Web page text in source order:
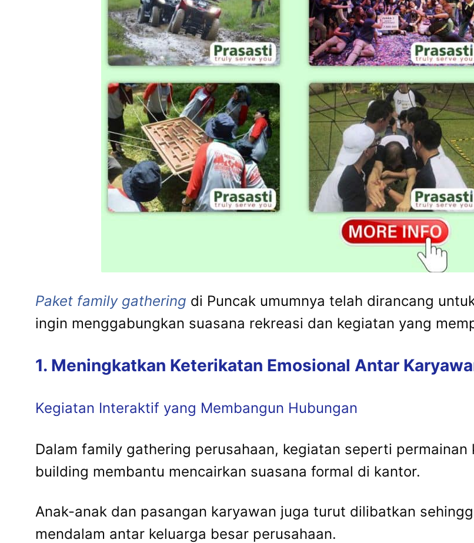
Paket family gathering di Puncak umumnya telah dirancang
ingin menggabungkan suasana rekreasi dan kegiatan yang
1. Meningkatkan Keterikatan Emosional Antar
Kegiatan Interaktif yang Membangun Hubungan
Dalam family gathering perusahaan, kegiatan seperti
building membantu mencairkan suasana formal di kantor.
Anak-anak dan pasangan karyawan juga turut dilibatkan
mendalam antar keluarga besar perusahaan.